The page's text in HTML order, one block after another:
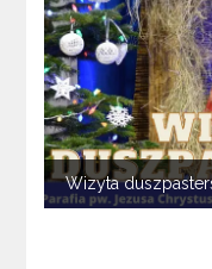
Wizyta